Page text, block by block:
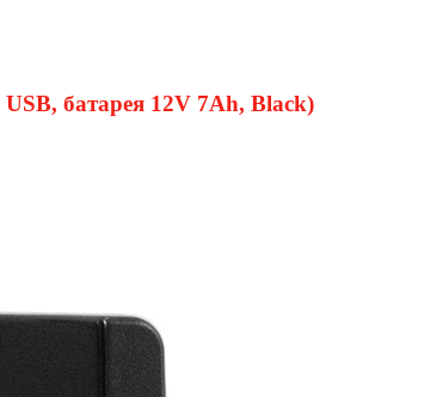
батарея 12V 7Ah, Black)